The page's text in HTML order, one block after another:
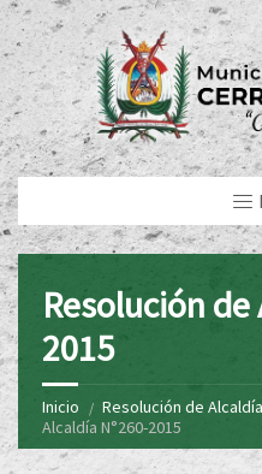
Resolución de
2015
Inicio Resolución de
Alcaldía N°260-2015